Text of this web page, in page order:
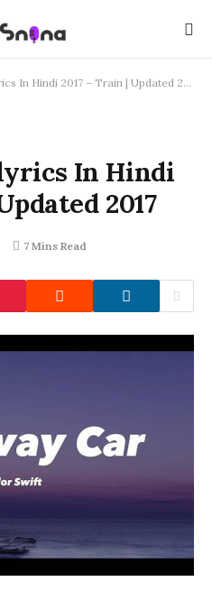
In Hindi 2017 – Train | Updated 2017
In Hindi
2017
7 Mins Read